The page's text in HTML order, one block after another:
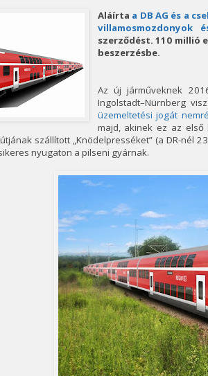
Aláírta a DB AG és a
villamosmozdonyok
szerződést. 110
beszerzésbe.
Az új járműveknek
Ingolstadt–Nürnberg
üzemeltetési jogát
majd, akinek ez az első
szállított „Knödelpresséket” (a DR-nél
nyugaton a pilseni gyárnak.